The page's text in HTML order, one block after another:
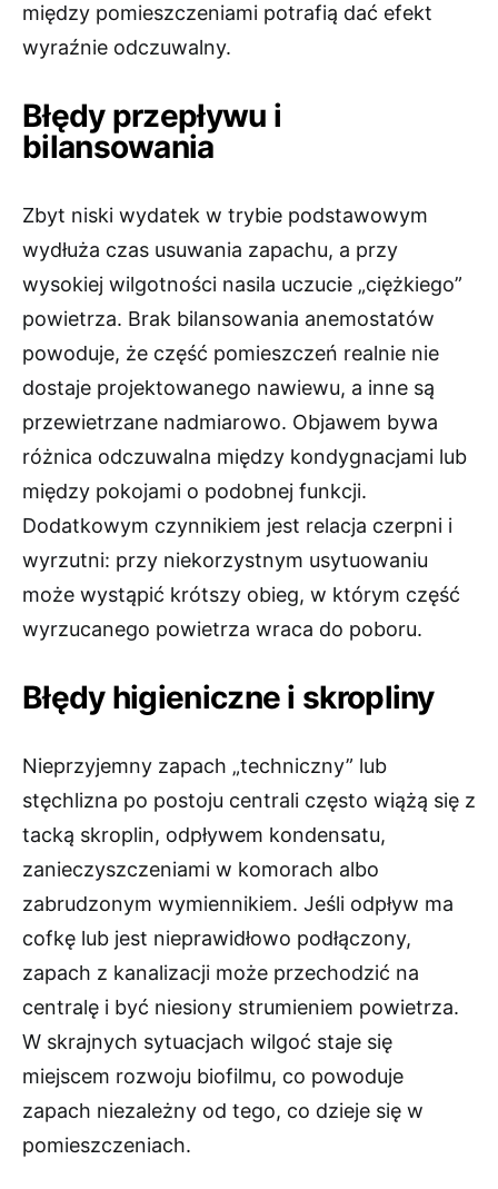
między pomieszczeniami potrafią dać efekt
wyraźnie odczuwalny.
Błędy przepływu i
bilansowania
Zbyt niski wydatek w trybie podstawowym
wydłuża czas usuwania zapachu, a przy
wysokiej wilgotności nasila uczucie „ciężkiego”
powietrza. Brak bilansowania anemostatów
powoduje, że część pomieszczeń realnie nie
dostaje projektowanego nawiewu, a inne są
przewietrzane nadmiarowo. Objawem bywa
różnica odczuwalna między kondygnacjami lub
między pokojami o podobnej funkcji.
Dodatkowym czynnikiem jest relacja czerpni i
wyrzutni: przy niekorzystnym usytuowaniu
może wystąpić krótszy obieg, w którym część
wyrzucanego powietrza wraca do poboru.
Błędy higieniczne i skropliny
Nieprzyjemny zapach „techniczny” lub
stęchlizna po postoju centrali często wiążą się z
tacką skroplin, odpływem kondensatu,
zanieczyszczeniami w komorach albo
zabrudzonym wymiennikiem. Jeśli odpływ ma
cofkę lub jest nieprawidłowo podłączony,
zapach z kanalizacji może przechodzić na
centralę i być niesiony strumieniem powietrza.
W skrajnych sytuacjach wilgoć staje się
miejscem rozwoju biofilmu, co powoduje
zapach niezależny od tego, co dzieje się w
pomieszczeniach.